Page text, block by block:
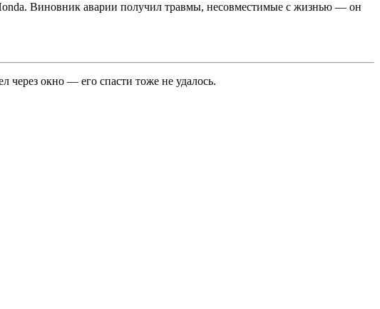
Виновник аварии получил травмы, несовместимые с жизнью — он
через окно — его спасти тоже не удалось.